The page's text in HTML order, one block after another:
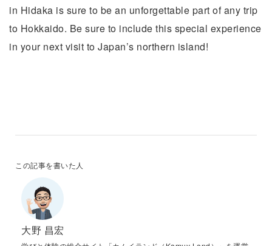
in Hidaka is sure to be an unforgettable part of any trip
to Hokkaido. Be sure to include this special experience
in your next visit to Japan’s northern island!
この記事を書いた人
大野 昌宏